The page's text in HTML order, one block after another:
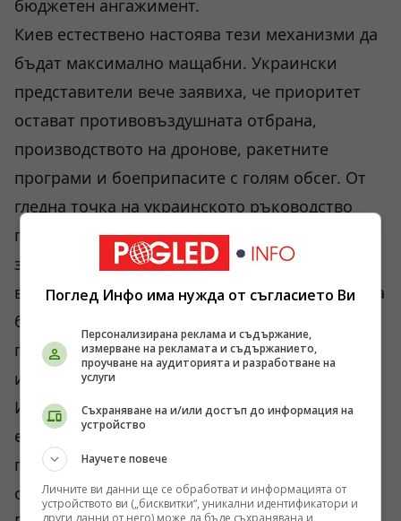
бюджетен ангажимент.
Киев естествено настоява тези механизми да
бъдат максимално мащабни. Украински
представители вече заявиха, че приоритет
остават противовъздушната отбрана,
производството на дронове, ракетните
програми и боеприпасите с голям обсег. От
гледна точка на украинското ръководство
подобни искания изглеждат логични. За
западните правителства обаче възниква
въпросът каква част от тези разходи могат да
бъдат поддържани без сериозни
политически последици вътре в собствените
им държави.
Именно затова дебатът около 70-те милиарда
евро е по-важен, отколкото изглежда на пръв
поглед. Той показва, че вътре в НАТО вече не
се води само спор за стратегията спрямо
Поглед Инфо има нужда от съгласието Ви
Персонализирана реклама и съдържание,
измерване на рекламата и съдържанието,
проучване на аудиторията и разработване на
услуги
Съхраняване на и/или достъп до информация на
устройство
Научете повече
Личните ви данни ще се обработват и информацията от
устройството ви („бисквитки“, уникални идентификатори и
други данни от него) може да бъде съхранявана и